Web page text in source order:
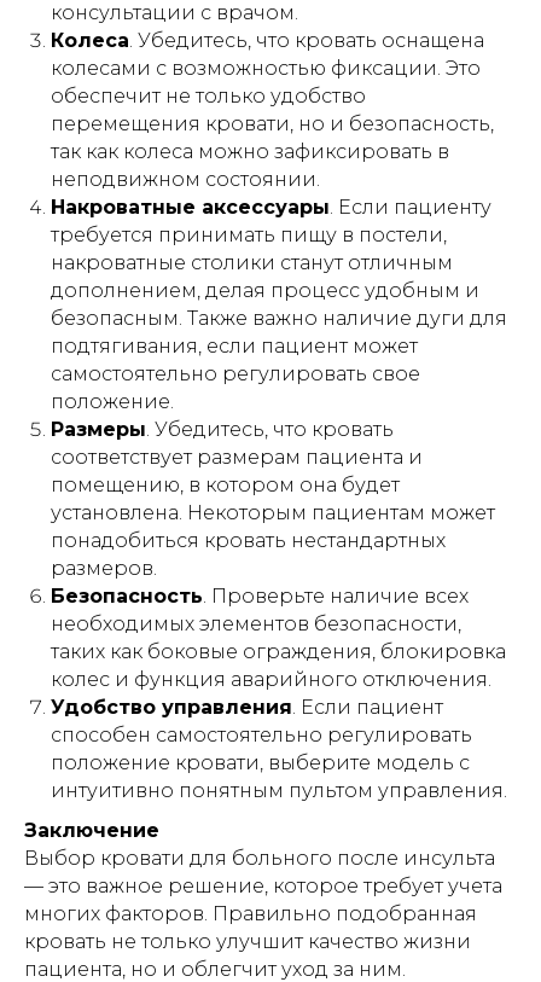
консультации с врачом.
Колеса. Убедитесь, что кровать оснащена
колесами с возможностью фиксации. Это
обеспечит не только удобство
перемещения кровати, но и безопасность,
так как колеса можно зафиксировать в
неподвижном состоянии.
Накроватные аксессуары. Если пациенту
требуется принимать пищу в постели,
накроватные столики станут отличным
дополнением, делая процесс удобным и
безопасным. Также важно наличие дуги для
подтягивания, если пациент может
самостоятельно регулировать свое
положение.
Размеры. Убедитесь, что кровать
соответствует размерам пациента и
помещению, в котором она будет
установлена. Некоторым пациентам может
понадобиться кровать нестандартных
размеров.
Безопасность. Проверьте наличие всех
необходимых элементов безопасности,
таких как боковые ограждения, блокировка
колес и функция аварийного отключения.
Удобство управления. Если пациент
способен самостоятельно регулировать
положение кровати, выберите модель с
интуитивно понятным пультом управления.
Заключение
Выбор кровати для больного после инсульта
— это важное решение, которое требует учета
многих факторов. Правильно подобранная
кровать не только улучшит качество жизни
пациента, но и облегчит уход за ним.
Кровати и иное оборудование
предоставляются в прокат (аренду)
исключительно для использования в
жилых помещениях (квартирах, жилых
домах), находящихся в собственности
либо на ином законном основании во
владении физического лица -
арендатора.
Прокат (аренда) оборудования не
– в интересах юридических лиц;
– для использования в медицинских
организациях, пансионатах,
организациях социального
обслуживания, хосписах, а также иных
учреждениях, в которых уход за
гражданами осуществляется
сотрудниками (персоналом) таких
учреждений, независимо от формы
собственности и ведомственной
принадлежности.
Индивидуальный предприниматель
Гришин Андрей Михайлович оставляет
за собой право отказать в заключении
договора проката (аренды)
оборудования без объяснения причин,
в том числе при наличии сомнений в
характере предполагаемого
использования оборудования и/или
возможности соблюдения условий его
эксплуатации.
ПРОДЛЕНИЕ АРЕНДЫ
Публичная оферта
Инструкции